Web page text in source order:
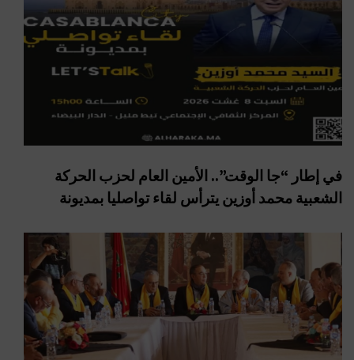
في إطار “جا الوقت”.. الأمين العام لحزب الحركة
الشعبية محمد أوزين يترأس لقاء تواصليا بمديونة